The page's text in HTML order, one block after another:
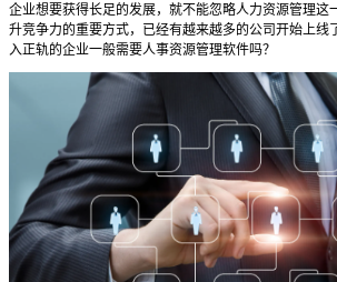
企业想要获得长足的发展，就不能忽略人力资源管理这
升竞争力的重要方式，已经有越来越多的公司开始上线
入正轨的企业一般需要人事资源管理软件吗？